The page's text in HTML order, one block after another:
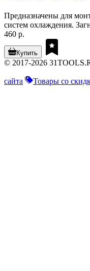
Предназначены для
систем охлаждения.
460 р.
Купить
© 2017-2026
сайта Товары со